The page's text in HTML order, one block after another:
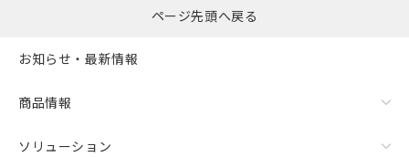
ページ先頭へ戻る
お知らせ・最新情報
商品情報
ソリューション